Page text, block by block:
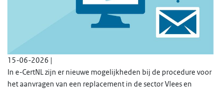
15-06-2026 |
In e-CertNL zijn er nieuwe mogelijkheden bij de procedure voor
het aanvragen van een replacement in de sector Vlees en